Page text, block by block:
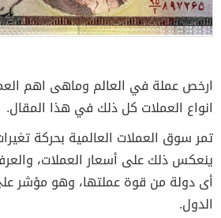
ارخص عملة في العالم وماهى اهم
انواع العملات كل ذلك في هذا المقال.
تمر سوق العملات العالمية بحركة
ينعكس ذلك على أسعار العملات،
أى دولة من قوة عملتها، وهو مؤشر
الدول.